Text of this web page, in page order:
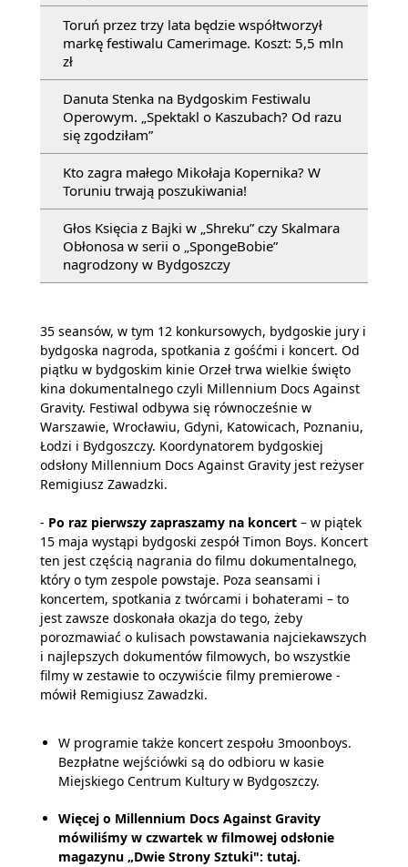
Toruń przez trzy lata będzie współtworzył
markę festiwalu Camerimage. Koszt: 5,5 mln
zł
Danuta Stenka na Bydgoskim Festiwalu
Operowym. „Spektakl o Kaszubach? Od razu
się zgodziłam”
Kto zagra małego Mikołaja Kopernika? W
Toruniu trwają poszukiwania!
Głos Księcia z Bajki w „Shreku” czy Skalmara
Obłonosa w serii o „SpongeBobie”
nagrodzony w Bydgoszczy
35 seansów, w tym 12 konkursowych, bydgoskie jury i
bydgoska nagroda, spotkania z gośćmi i koncert. Od
piątku w bydgoskim kinie Orzeł trwa wielkie święto
kina dokumentalnego czyli Millennium Docs Against
Gravity. Festiwal odbywa się równocześnie w
Warszawie, Wrocławiu, Gdyni, Katowicach, Poznaniu,
Łodzi i Bydgoszczy. Koordynatorem bydgoskiej
odsłony Millennium Docs Against Gravity jest reżyser
Remigiusz Zawadzki.
- Po raz pierwszy zapraszamy na koncert – w piątek
15 maja wystąpi bydgoski zespół Timon Boys. Koncert
ten jest częścią nagrania do filmu dokumentalnego,
który o tym zespole powstaje. Poza seansami i
koncertem, spotkania z twórcami i bohaterami – to
jest zawsze doskonała okazja do tego, żeby
porozmawiać o kulisach powstawania najciekawszych
i najlepszych dokumentów filmowych, bo wszystkie
filmy w zestawie to oczywiście filmy premierowe -
mówił Remigiusz Zawadzki.
W programie także koncert zespołu 3moonboys.
Bezpłatne wejściówki są do odbioru w kasie
Miejskiego Centrum Kultury w Bydgoszczy.
Więcej o Millennium Docs Against Gravity
mówiliśmy w czwartek w filmowej odsłonie
magazynu „Dwie Strony Sztuki": tutaj.